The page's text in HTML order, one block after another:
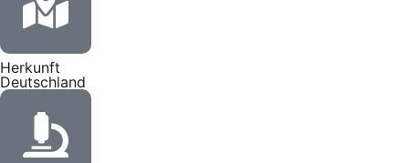
Herkunft
Deutschland